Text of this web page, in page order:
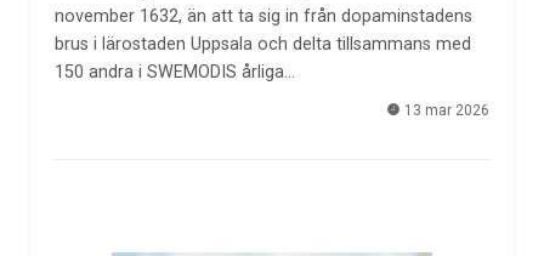
november 1632, än att ta sig in från dopaminstadens
brus i lärostaden Uppsala och delta tillsammans med
150 andra i SWEMODIS årliga…
13 mar 2026